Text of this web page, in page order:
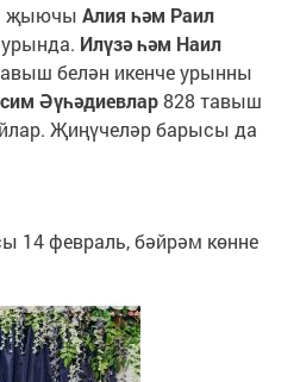
җыючы Алия һәм Раил
урында. Илүзә һәм Наил
белән икенче урынны
Әүһәдиевлар828 тавыш
Җиңүчеләр барысы да
14 февраль, бәйрәм көнне